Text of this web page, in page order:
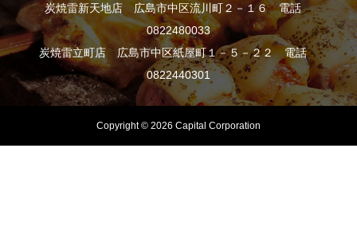
炭焼雷新天地店 広島市中区流川町２－１６ 電話
0822480033
炭焼雷立町店 広島市中区紙屋町１－５－２２ 電話
0822440301
Copyright © 2026 Capital Corporation